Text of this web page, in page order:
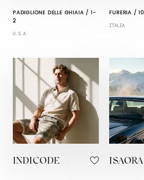
PADIGLIONE DELLE GHIAIA / 1-
2
U.S.A.
FURERIA / 10
ITALIA
INDICODE ISAORA